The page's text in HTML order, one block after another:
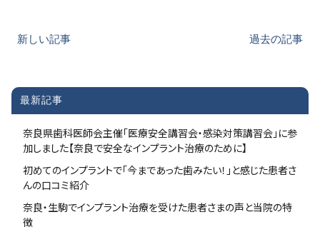
新しい記事 過去の記事
最新記事
奈良県歯科医師会主催「医療安全講習会・感染対策講習会」に参
加しました【奈良で安全なインプラント治療のために】
初めてのインプラントで「今まであった歯みたい！」と感じた患者さ
んの口コミ紹介
奈良・生駒でインプラント治療を受けた患者さまの声と当院の特
徴